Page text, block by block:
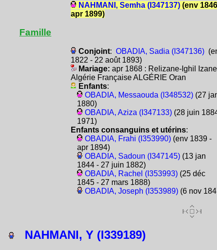
NAHMANI, Semha (I347137)(env
apr 1899)
Famille
Conjoint: OBADIA, Sadia (I347136)
1822 - 22 août 1893)
Mariage: apr 1868 : Relizane-Ighil Izane
Algérie Française ALGÉRIE Oran
Enfants:
OBADIA, Messaouda (I348532)(27
1880)
OBADIA, Aziza (I347133)(28 juin
1971)
Enfants consanguins et utérins:
OBADIA, Frahi (I353990)(env 1839 -
apr 1894)
OBADIA, Sadoun (I347145)(13 jan
1844 - 27 juin 1882)
OBADIA, Rachel (I353993)(25 déc
1845 - 27 mars 1888)
OBADIA, Joseph (I353989)(6 nov
NAHMANI, Y (I339189)